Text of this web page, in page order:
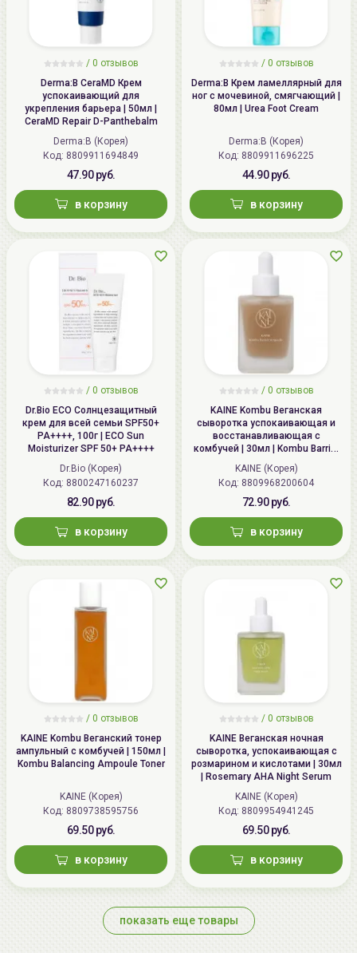
/ 0 отзывов
Derma:B CeraMD Крем
успокаивающий для
укрепления барьера | 50мл |
CeraMD Repair D-Panthebalm
Derma:B (Корея)
Код: 8809911694849
47.90 руб.
в корзину
/ 0 отзывов
Derma:B Крем ламеллярный для
ног с мочевиной, смягчающий |
80мл | Urea Foot Cream
Derma:B (Корея)
Код: 8809911696225
44.90 руб.
в корзину
/ 0 отзывов
Dr.Bio ECO Солнцезащитный
крем для всей семьи SPF50+
PA++++, 100г | ECO Sun
Moisturizer SPF 50+ PA++++
Dr.Bio (Корея)
Код: 8800247160237
82.90 руб.
в корзину
/ 0 отзывов
KAINE Kombu Веганская
сыворотка успокаивающая и
восстанавливающая с
комбучей | 30мл | Kombu Barrier
Ampoule
KAINE (Корея)
Код: 8809968200604
72.90 руб.
в корзину
/ 0 отзывов
KAINE Kombu Веганский тонер
ампульный с комбучей | 150мл |
Kombu Balancing Ampoule Toner
KAINE (Корея)
Код: 8809738595756
69.50 руб.
в корзину
/ 0 отзывов
KAINE Веганская ночная
сыворотка, успокаивающая с
розмарином и кислотами | 30мл
| Rosemary AHA Night Serum
KAINE (Корея)
Код: 8809954941245
69.50 руб.
в корзину
показать еще товары